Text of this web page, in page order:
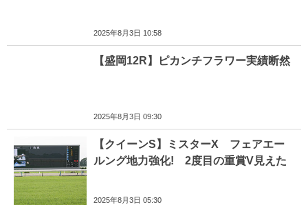
2025年8月3日 10:58
【盛岡12R】ピカンチフラワー実績断然
2025年8月3日 09:30
【クイーンS】ミスターX フェアエー
ルング地力強化! 2度目の重賞V見えた
2025年8月3日 05:30